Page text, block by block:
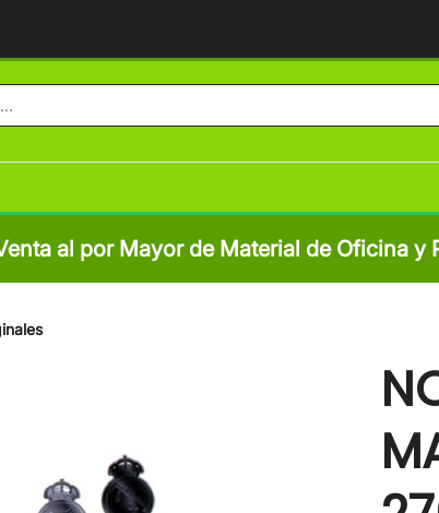
al por Mayor de Material de Oficina y